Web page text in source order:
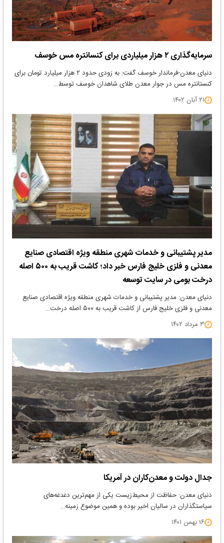
سرمایه‌گذاری ۲ هزار میلیاردی برای کنسانتره مس خوسف
دنیای معدن-فرماندار خوسف گفت: به زودی حدود ۲ هزار میلیارد تومان برای
کنستانتره مس در جوار معدن طلای شاهدان خوسف توسط…
۲۱ آبان ۱۴۰۲
مدیر پشتیبانی و خدمات شهری منطقه ویژه اقتصادی صنایع
معدنی و فلزی خلیج فارس خبر داد؛ کاشت قریب به ۵۰۰ اصله
درخت بومی در سایت توسعه
دنیای معدن: مدیر پشتیبانی و خدمات شهری منطقه ویژه اقتصادی صنایع
معدنی و فلزی خلیج فارس از کاشت قریب به ۵۰۰ اصله درخت…
۳ مرداد ۱۴۰۲
جدال دولت و معدن‌کاران در آمریکا
دنیای‌ معدن: حفاظت از محیط‌زیست یکی از مهم‌ترین دغدغه‌‌‌‌‌‌‌های
سیاستگذاران در سالیان اخیر بوده و همین موضوع زمینه…
۱۶ بهمن ۱۴۰۱